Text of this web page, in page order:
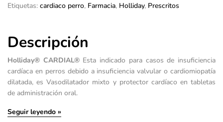
Etiquetas: cardiaco perro, Farmacia, Holliday, Prescritos
Descripción
Holliday® CARDIAL®Esta indicado para casos de insuficiencia
cardíaca en perros debido a insuficiencia valvular o cardiomiopatía
dilatada, es Vasodilatador mixto y protector cardíaco en tabletas
de administración oral.
Seguir leyendo »